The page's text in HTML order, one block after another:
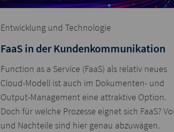
Entwicklung und Technologie
FaaS in der Kundenkommunikation
Function as a Service (FaaS) als relativ neues
Cloud-Modell ist auch im Dokumenten- und
Output-Management eine attraktive Option.
Doch für welche Prozesse eignet sich FaaS?
und Nachteile sind hier genau abzuwägen.